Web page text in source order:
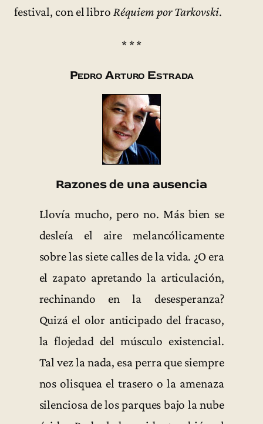
festival, con el libro Réquiem por Tarkovski.
* * *
Pedro Arturo Estrada
Razones de una ausencia
Llovía mucho, pero no. Más bien se
desleía el aire melancólicamente
sobre las siete calles de la vida. ¿O era
el zapato apretando la articulación,
rechinando en la desesperanza?
Quizá el olor anticipado del fracaso,
la flojedad del músculo existencial.
Tal vez la nada, esa perra que siempre
nos olisquea el trasero o la amenaza
silenciosa de los parques bajo la nube